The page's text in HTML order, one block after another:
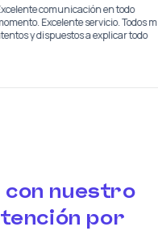
Excelente comunicación en
momento. Excelente servicio.
atentos y dispuestos a
con nuestro
por